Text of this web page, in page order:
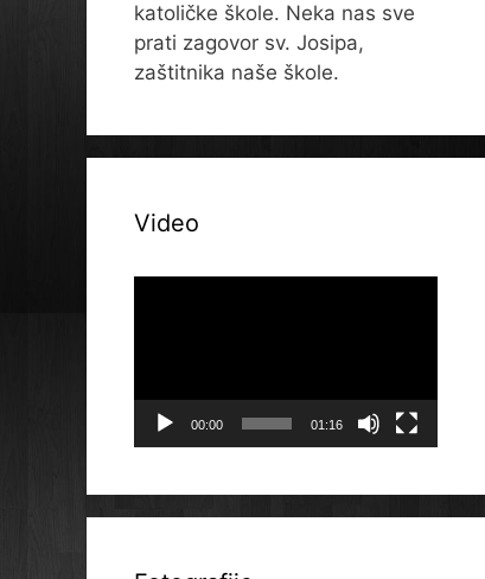
katoličke škole. Neka nas sve
prati zagovor sv. Josipa,
zaštitnika naše škole.
Video
00:00 01:16